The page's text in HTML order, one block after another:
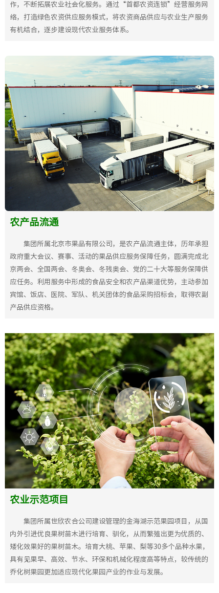
作，不断拓展农业社会化服务。通过“首都农资连锁”经营服务网
络，打造绿色农资供应服务模式，将农资商品供应与农业生产服务
有机结合，逐步建设现代农业服务体系。
农产品流通
集团所属北京市果品有限公司，是农产品流通主体，历年承担
政府重大会议、赛事、活动的果品供应服务保障任务，圆满完成北
京两会、全国两会、冬奥会、冬残奥会、党的二十大等服务保障供
应任务。利用服务中形成的食品安全和农产品渠道优势，主动参加
宾馆、饭店、医院、军队、机关团体的食品采购招标会，取得农副
产品供应资格。
农业示范项目
集团所属世欣农合公司建设管理的金海湖示范果园项目，从国
内外引进优良果树苗木进行培育、驯化，从而繁殖出更为优质的、
矮化效果好的果树苗木。培育大桃、苹果、梨等30多个品种水果，
具有见果早、高效、节水、环保和机械化程度高等特点，较传统的
乔化树果园更加适应现代化果园产业的作业与发展。